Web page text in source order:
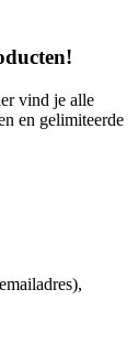
vind je alle
en gelimiteerde